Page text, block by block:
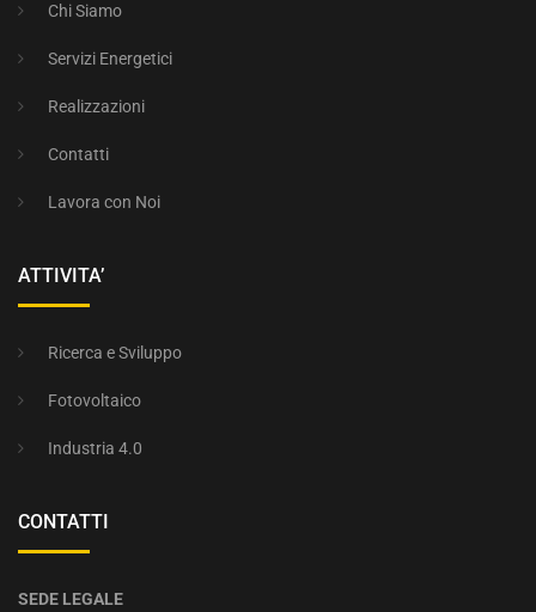
Chi Siamo
Servizi Energetici
Realizzazioni
Contatti
Lavora con Noi
ATTIVITA’
Ricerca e Sviluppo
Fotovoltaico
Industria 4.0
CONTATTI
SEDE LEGALE